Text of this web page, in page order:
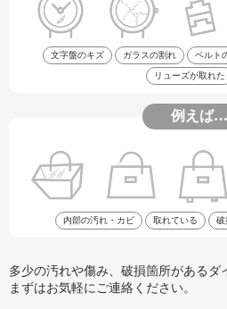
文字盤のキズ ガラスの割れ ベルト
リューズが取れた
例えば…
内部の汚れ・カビ 取れている 破
多少の汚れや傷み、破損箇所があるダ
まずはお気軽にご連絡ください。